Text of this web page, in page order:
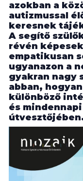
azokban a
autizmussal
keresnek
A segítő
révén
empatikusan
ugyanazon a
gyakran nagy
abban,
különböző
és